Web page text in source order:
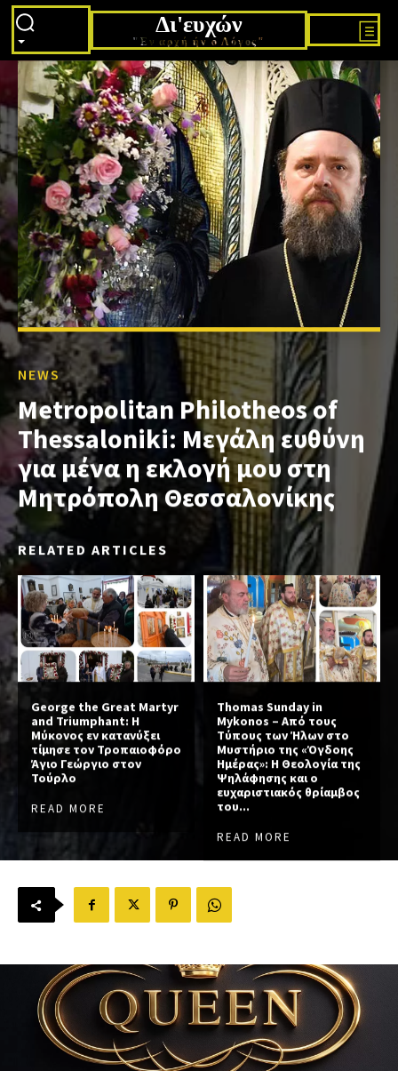
Δι'ευχών
"Εν αρχή ήν ο Λόγος"
NEWS
Metropolitan Philotheos of
Thessaloniki: Μεγάλη ευθύνη
για μένα η εκλογή μου στη
Μητρόπολη Θεσσαλονίκης
RELATED ARTICLES
George the Great Martyr
and Triumphant: Η
Μύκονος εν κατανύξει
τίμησε τον Τροπαιοφόρο
Άγιο Γεώργιο στον
Τούρλο
READ MORE
Thomas Sunday in
Mykonos – Από τους
Τύπους των Ήλων στο
Μυστήριο της «Όγδοης
Ημέρας»: Η Θεολογία της
Ψηλάφησης και ο
ευχαριστιακός θρίαμβος
του...
READ MORE